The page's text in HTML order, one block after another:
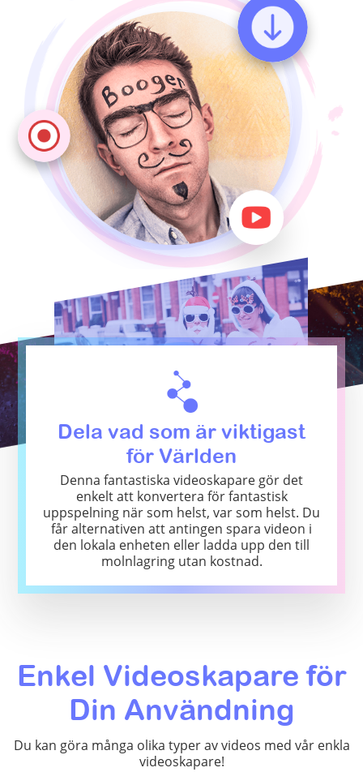
Dela vad som är viktigast
för Världen
Denna fantastiska videoskapare gör det
enkelt att konvertera för fantastisk
uppspelning när som helst, var som helst. Du
får alternativen att antingen spara videon i
den lokala enheten eller ladda upp den till
molnlagring utan kostnad.
Enkel Videoskapare för
Din Användning
Du kan göra många olika typer av videos med vår enkla
videoskapare!